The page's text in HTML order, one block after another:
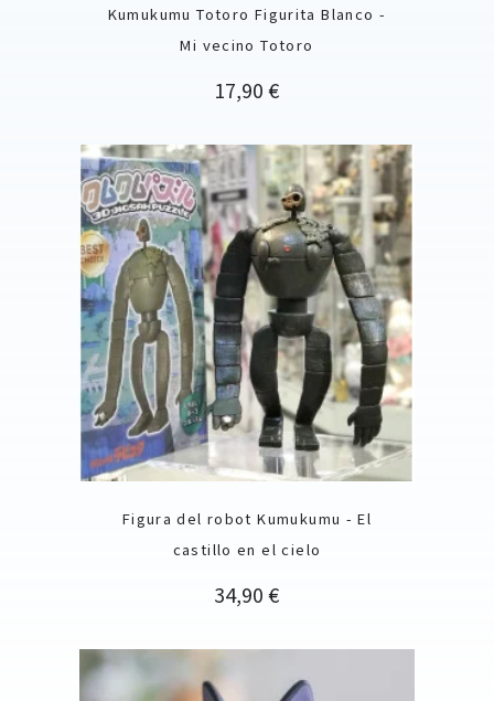
Kumukumu Totoro Figurita Blanco -
Mi vecino Totoro
Precio
17,90 €
Figura del robot Kumukumu - El
castillo en el cielo
Precio
34,90 €